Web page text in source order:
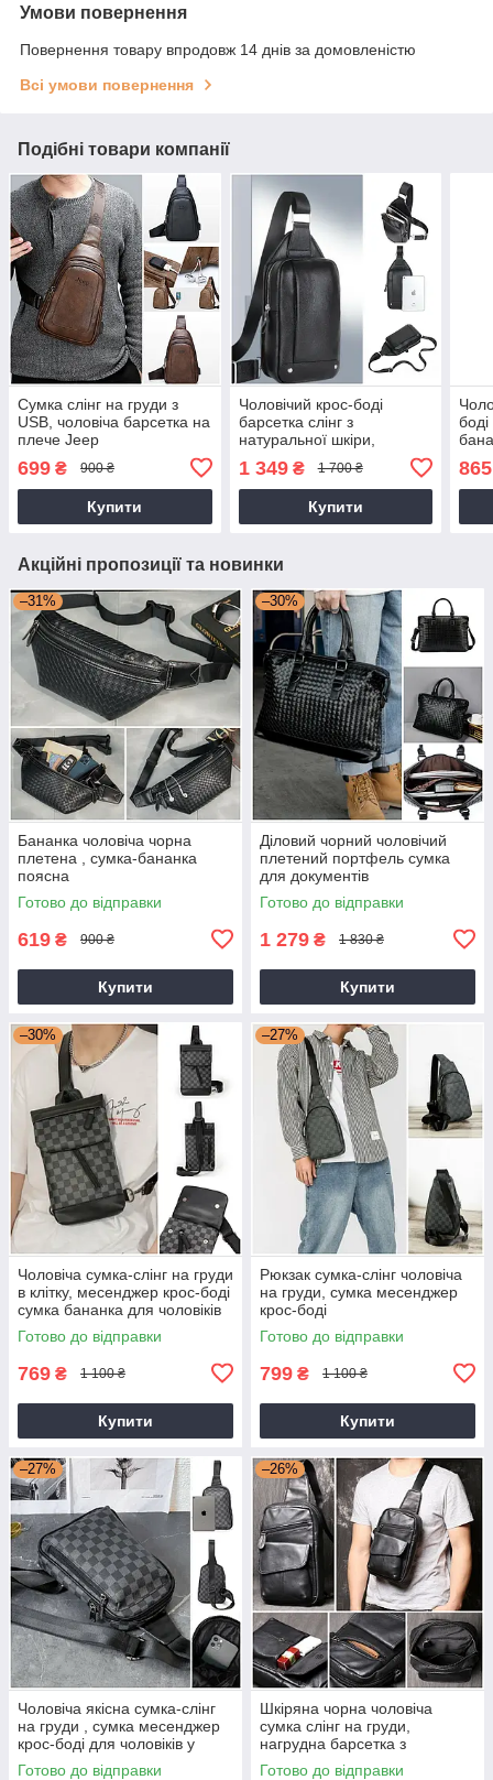
Умови повернення
Повернення товару впродовж 14 днів за домовленістю
Всі умови повернення
Подібні товари компанії
Сумка слінг на груди з
USB, чоловіча барсетка на
плече Jeep
699 ₴ 900 ₴
Купити
Чоловічий крос-боді
барсетка слінг з
натуральної шкіри,
бананка на груди для
чоловіків
1 349₴ 1 700 ₴
Купити
865
Акційні пропозиції та новинки
–31%
Бананка чоловіча чорна
плетена , сумка-бананка
поясна
Готово до відправки
619 ₴ 900 ₴
Купити
–30%
Діловий чорний чоловічий
плетений портфель сумка
для документів
Готово до відправки
1 279 ₴ 1 830 ₴
Купити
–30%
Чоловіча сумка-слінг на груди
в клітку, месенджер крос-боді
сумка бананка для чоловіків
Готово до відправки
769 ₴ 1 100 ₴
Купити
–27%
Рюкзак сумка-слінг чоловіча
на груди, сумка месенджер
крос-боді
Готово до відправки
799 ₴ 1 100 ₴
Купити
–27%
Чоловіча якісна сумка-слінг
на груди , сумка месенджер
крос-боді для чоловіків у
клітинку
Готово до відправки
–26%
Шкіряна чорна чоловіча
сумка слінг на груди,
нагрудна барсетка з
натуральної шкіри
Готово до відправки